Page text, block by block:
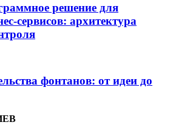
решение для
сервисов: архитектура
фонтанов: от идеи до